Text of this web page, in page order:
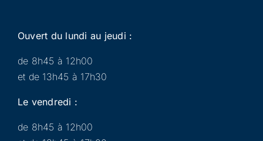
Ouvert du lundi au jeudi :
de 8h45 à 12h00
et de 13h45 à 17h30
Le vendredi :
de 8h45 à 12h00